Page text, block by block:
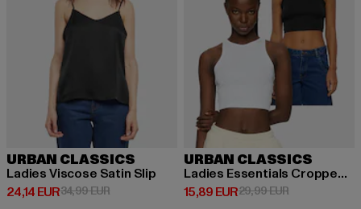
URBAN CLASSICS
Ladies Viscose Satin Slip
24,14 EUR
Derzeitiger Preis: 24,14 EUR
34,99 EURAktionspreis: 34,99 EUR
URBAN CLASSICS
Ladies Essentials Cropped Rib
15,89 EUR
Derzeitiger Preis: 15,89 EUR
29,99 EURAktionspreis: